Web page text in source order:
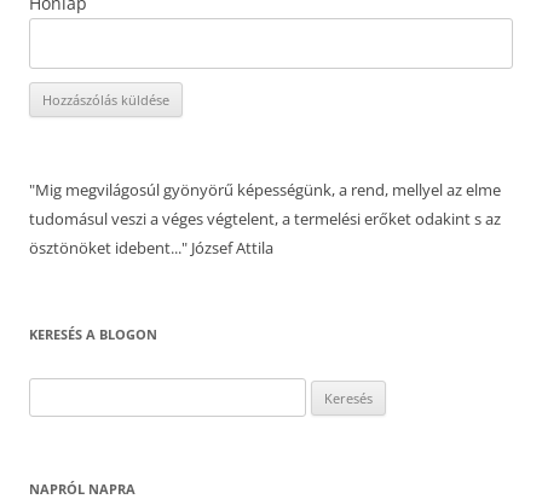
"Mig megvilágosúl gyönyörű képességünk, a rend, mellyel az elme
tudomásul veszi a véges végtelent, a termelési erőket odakint s az
ösztönöket idebent..." József Attila
KERESÉS A BLOGON
NAPRÓL NAPRA